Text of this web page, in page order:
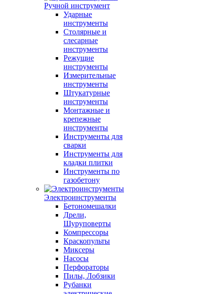
Ручной инструмент
Ударные
инструменты
Столярные и
слесарные
инструменты
Режущие
инструменты
Измерительные
инструменты
Штукатурные
инструменты
Монтажные и
крепежные
инструменты
Инструменты для
сварки
Инструменты для
кладки плитки
Инструменты по
газобетону
Электроинструменты
Бетономешалки
Дрели,
Шуруповерты
Компрессоры
Краскопульты
Миксеры
Насосы
Перфораторы
Пилы, Лобзики
Рубанки